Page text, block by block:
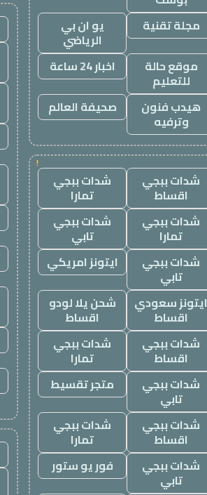
مجلة تقنية يو ان بي
الرياضي
موقع حالة
للتعليم
اخبار 24 ساعة
هيدب فنون
وترفيه
صحيفة العالم
!
شدات ببجي
اقساط
شدات ببجي
تمارا
شدات ببجي
تمارا
شدات ببجي
تابي
شدات ببجي
تابي
ايتونز امريكي
ايتونز سعودي
اقساط
شحن يلا لودو
اقساط
شدات ببجي
اقساط
شدات ببجي
تمارا
شدات ببجي
تابي
متجر تقسيط
شدات ببجي
اقساط
شدات ببجي
تمارا
شدات ببجي
تابي
فور يو ستور